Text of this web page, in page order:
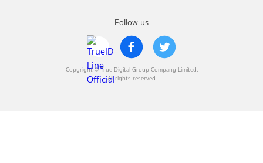
Follow us
Copyright © True Digital Group Company Limited.
All rights reserved